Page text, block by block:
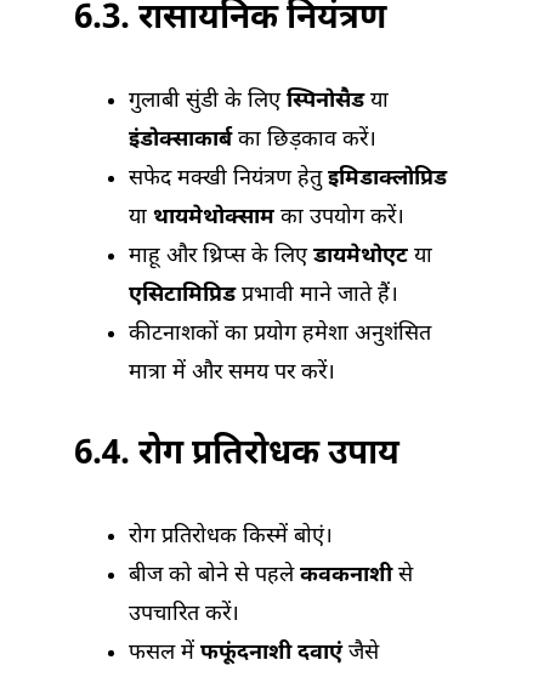
6.3. रासायनिक नियंत्रण
गुलाबी सुंडी के लिएस्पिनोसैडया
इंडोक्साकार्बका छिड़काव करें।
सफेद मक्खी नियंत्रण हेतुइमिडाक्लोप्रिड
या थायमेथोक्साम का उपयोग करें।
माहू और थ्रिप्स के लिएडायमेथोएट या
एसिटामिप्रिडप्रभावी माने जाते हैं।
कीटनाशकों का प्रयोग हमेशा अनुशंसित
मात्रा में और समय पर करें।
6.4. रोग प्रतिरोधक उपाय
रोग प्रतिरोधक किस्में बोएं।
बीज को बोने से पहलेकवकनाशीसे
उपचारित करें।
फसल में फफूंदनाशी दवाएंजैसे